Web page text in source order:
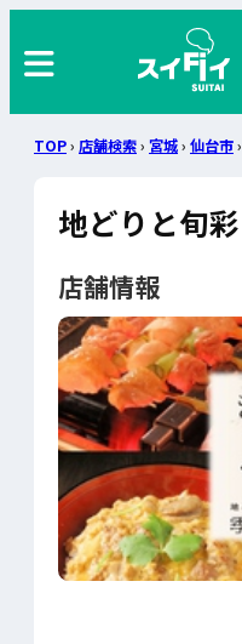
TOP› 店舗検索› 宮城› 仙台市›
地どりと旬
店舗情報
>